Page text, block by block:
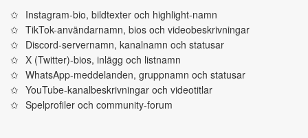
Instagram-bio, bildtexter och highlight-namn
TikTok-användarnamn, bios och videobeskrivningar
Discord-servernamn, kanalnamn och statusar
X (Twitter)-bios, inlägg och listnamn
WhatsApp-meddelanden, gruppnamn och statusar
YouTube-kanalbeskrivningar och videotitlar
Spelprofiler och community-forum